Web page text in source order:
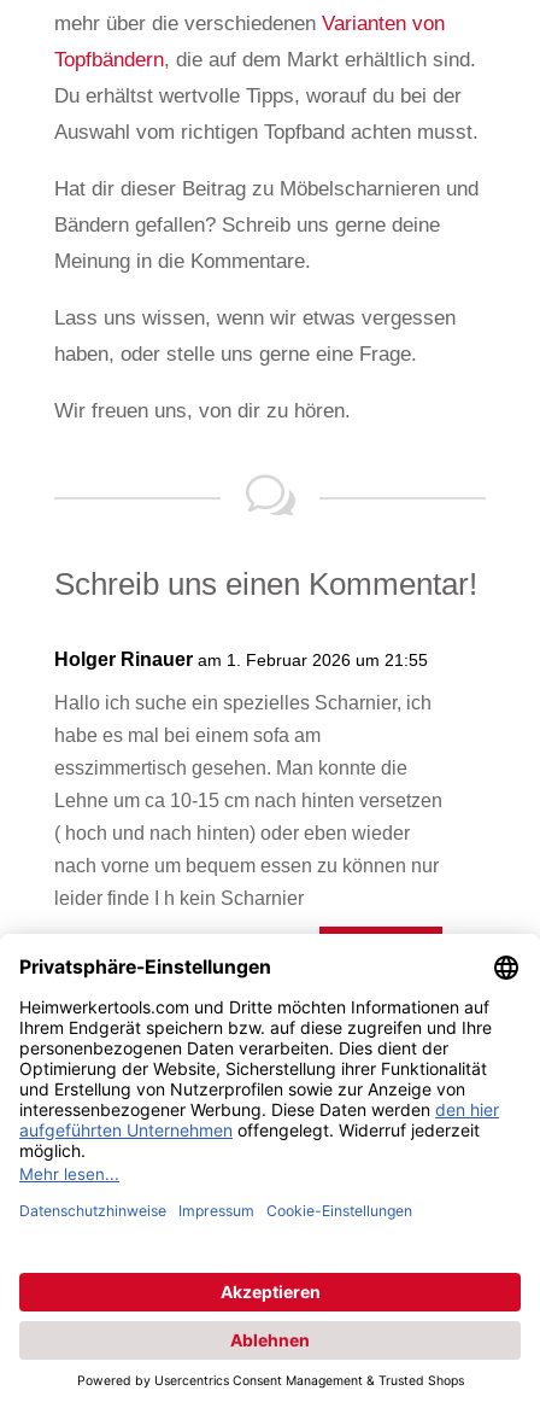
mehr über die verschiedenen Varianten von
Topfbändern, die auf dem Markt erhältlich sind.
Du erhältst wertvolle Tipps, worauf du bei der
Auswahl vom richtigen Topfband achten musst.
Hat dir dieser Beitrag zu Möbelscharnieren und
Bändern gefallen? Schreib uns gerne deine
Meinung in die Kommentare.
Lass uns wissen, wenn wir etwas vergessen
haben, oder stelle uns gerne eine Frage.
Wir freuen uns, von dir zu hören.
w
Schreib uns einen Kommentar!
Holger Rinauer am 1. Februar 2026 um 21:55
Hallo ich suche ein spezielles Scharnier, ich
habe es mal bei einem sofa am
esszimmertisch gesehen. Man konnte die
Lehne um ca 10-15 cm nach hinten versetzen
( hoch und nach hinten) oder eben wieder
nach vorne um bequem essen zu können nur
leider finde I h kein Scharnier
Einen Kommentar abschicken
Deine E-Mail-Adresse wird nicht veröffentlicht.
Erforderliche Felder sind mit*markiert